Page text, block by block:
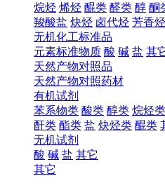
烷烃 烯烃 醌类 醛类 醇 酮
羧酸盐 炔烃 卤代烃 芳香烃
无机化工标准品
元素标准物质 酸 碱 盐 其
天然产物对照品
天然产物对照药材
有机试剂
苯系物类 酸类 醇类 烷烃类
酐类 酯类 盐 炔烃类 醌类
无机试剂
酸 碱 盐 其它
其它